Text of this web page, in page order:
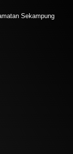
Sekampung